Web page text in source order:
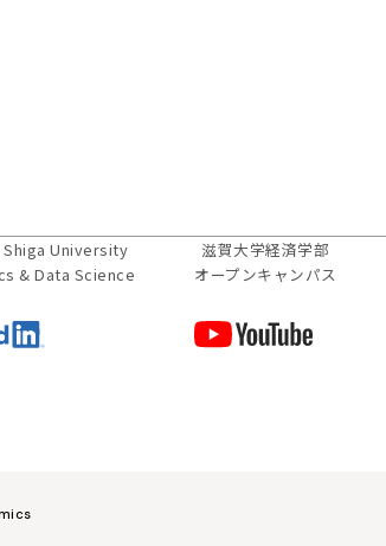
Shiga University
& Data Science
滋賀大学経済学部
オープンキャンパス